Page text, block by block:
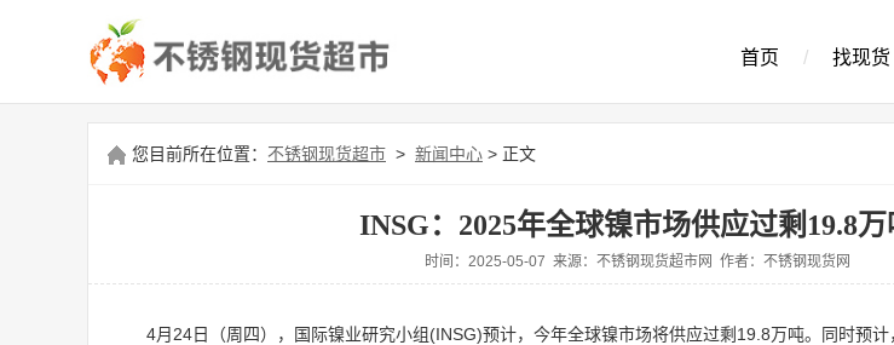
首页 / 找现货
您目前所在位置： 不锈钢现货超市 > 新闻中心 > 正文
INSG：2025年全球镍市场供应过剩19.8万
时间：2025-05-07 来源：不锈钢现货超市网 作者：不锈钢现货网
4月24日（周四），国际镍业研究小组(INSG)预计，今年全球镍市场将供应过剩19.8万吨。同时预